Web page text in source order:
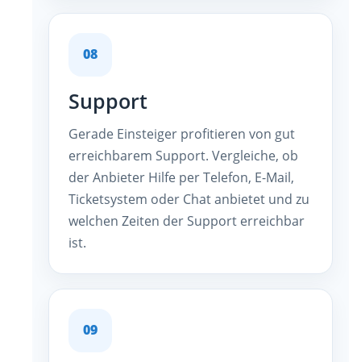
08
Support
Gerade Einsteiger profitieren von gut
erreichbarem Support. Vergleiche, ob
der Anbieter Hilfe per Telefon, E-Mail,
Ticketsystem oder Chat anbietet und zu
welchen Zeiten der Support erreichbar
ist.
09